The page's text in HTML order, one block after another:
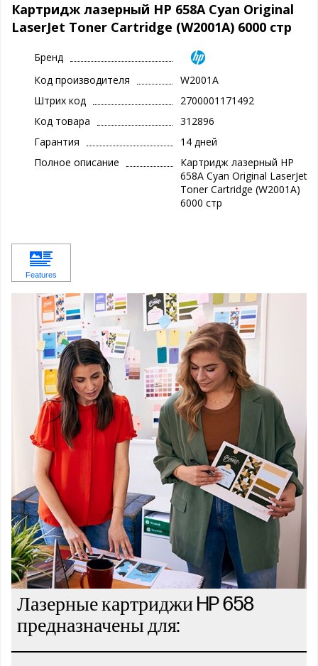
Картридж лазерный HP 658A Cyan Original
LaserJet Toner Cartridge (W2001A) 6000 стр
Бренд
Код производителя
W2001A
Штрих код
2700001171492
Код товара
312896
Гарантия
14 дней
Полное описание
Картридж лазерный HP
658A Cyan Original LaserJet
Toner Cartridge (W2001A)
6000 стр
Лазерные картриджи HP 658
предназначены для: